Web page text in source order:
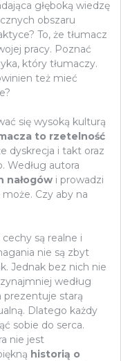
głęboką wiedzę
obszaru
To, że tłumacz
pracy. Poznać
który tłumaczy.
też mieć
się wysoką kulturą
to rzetelność
dyskrecja i takt oraz
Według autora
nałogów i prowadzi
Czy aby na
są realne i
nie są zbyt
Jednak bez nich nie
według
prezentuje starą
Dlatego każdy
sobie do serca.
nie jest
historią o